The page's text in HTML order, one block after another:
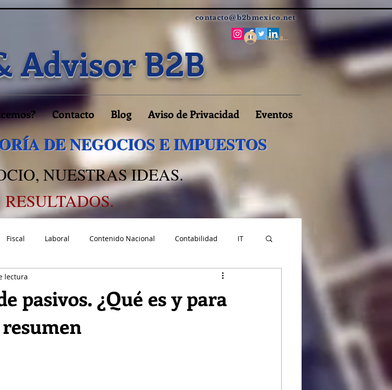
contacto@b2bmexico.net
Advisor B2B
Iniciar sesión
Contacto Blog Aviso de Privacidad Eventos
DE NEGOCIOS E IMPUESTOS
NUESTRAS IDEAS.
RESULTADOS.
Fiscal Laboral Contenido Nacional Contabilidad IT
contable
pasivos. ¿Qué es y para
lectura